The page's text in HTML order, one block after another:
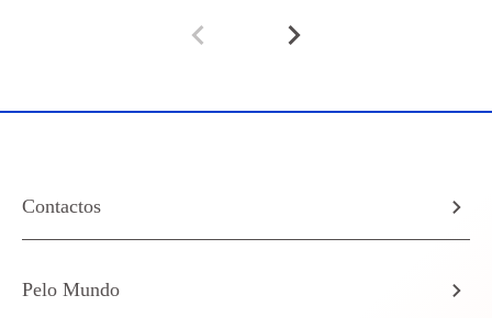
Contactos
Pelo Mundo